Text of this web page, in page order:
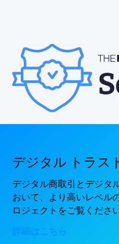
デジタル トラス
デジタル商取引とデジタ
おいて、より高いレベル
ロジェクトをご覧ください
詳細はこちら